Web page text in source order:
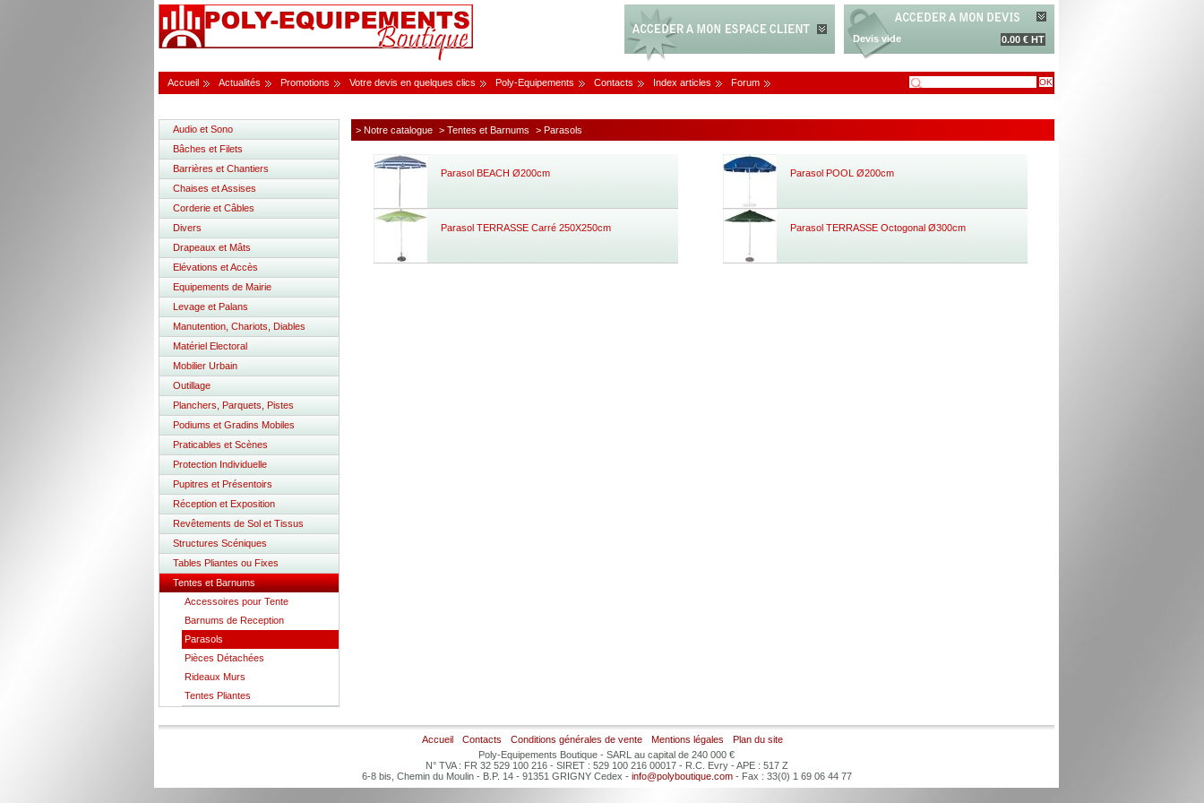
0.00 € HT
Devis vide
Accueil Actualités Promotions Votre devis en quelques clics Poly-Equipements Contacts Index articles Forum
> Notre catalogue > Tentes et Barnums > Parasols
Parasol BEACH Ø200cm Parasol POOL Ø200cm
Parasol TERRASSE Carré 250X250cm Parasol TERRASSE Octogonal Ø300cm
Audio et Sono
Bâches et Filets
Barrières et Chantiers
Chaises et Assises
Corderie et Câbles
Divers
Drapeaux et Mâts
Elévations et Accès
Equipements de Mairie
Levage et Palans
Manutention, Chariots, Diables
Matériel Electoral
Mobilier Urbain
Outillage
Planchers, Parquets, Pistes
Podiums et Gradins Mobiles
Praticables et Scènes
Protection Individuelle
Pupitres et Présentoirs
Réception et Exposition
Revêtements de Sol et Tissus
Structures Scéniques
Tables Pliantes ou Fixes
Tentes et Barnums
Accessoires pour Tente
Barnums de Reception
Parasols
Pièces Détachées
Rideaux Murs
Tentes Pliantes
Accueil Contacts Conditions générales de vente Mentions légales
Plan du site
Poly-Equipements Boutique - SARL au capital de 240 000 €
N° TVA : FR 32 529 100 216 - SIRET : 529 100 216 00017 - R.C. Evry - APE : 517 Z
6-8 bis, Chemin du Moulin - B.P. 14 - 91351 GRIGNY Cedex - info@polyboutique.com- Fax : 33(0) 1 69 06 44 77